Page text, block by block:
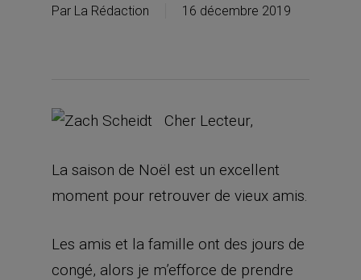
Par La Rédaction 16 décembre 2019
Cher Lecteur,
La saison de Noël est un excellent
moment pour retrouver de vieux amis.
Les amis et la famille ont des jours de
congé, alors je m’efforce de prendre